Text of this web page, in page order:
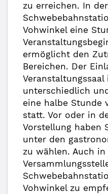
zu erreichen. In
Vohwinkel eine
ermöglicht den
Bereichen. Der
unterschiedlich
eine halbe Stunde
statt. Vor oder in
Vorstellung haben
unter den
zu wählen. Auch in
Vohwinkel zu